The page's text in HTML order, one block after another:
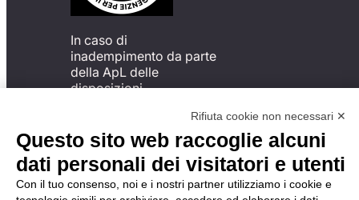
In caso di
inadempimento da parte
della ApL delle
disposizioni
possibile presentare un
reclamo
all’Organismo di
Monitoraggio utilizzando
una delle modalità
Rifiuta cookie non necessari ✕
Questo sito web raccoglie alcuni
dati personali dei visitatori e utenti
Con il tuo consenso, noi e i nostri partner utilizziamo i cookie e